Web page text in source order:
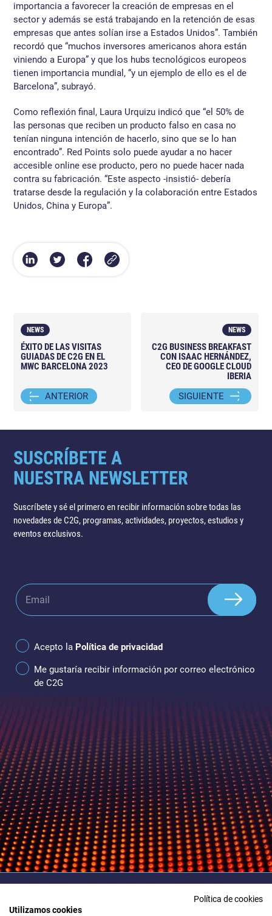
importancia a favorecer la creación de empresas en el
sector y además se está trabajando en la retención de esas
empresas que antes solían irse a Estados Unidos”. También
recordó que “muchos inversores americanos ahora están
viniendo a Europa” y que los hubs tecnológicos europeos
tienen importancia mundial, “y un ejemplo de ello es el de
Barcelona”, subrayó.
Como reflexión final, Laura Urquizu indicó que “el 50% de
las personas que reciben un producto falso en casa no
tenían ninguna intención de hacerlo, sino que se lo han
encontrado”. Red Points solo puede ayudar a no hacer
accesible online ese producto, pero no puede hacer nada
contra su fabricación. “Este aspecto -insistió- debería
tratarse desde la regulación y la colaboración entre Estados
Unidos, China y Europa”.
NEWS
ÉXITO DE LAS VISITAS
GUIADAS DE C2G EN EL
MWC BARCELONA 2023
ANTERIOR
NEWS
C2G BUSINESS BREAKFAST
CON ISAAC HERNÁNDEZ,
CEO DE GOOGLE CLOUD
IBERIA
SIGUIENTE
SUSCRÍBETE A
NUESTRA NEWSLETTER
Suscríbete y sé el primero en recibir información sobre todas las
novedades de C2G, programas, actividades, proyectos, estudios y
eventos exclusivos.
Acepto la Política de privacidad
Me gustaría recibir información por correo electrónico
de C2G
Política de cookies
Utilizamos cookies